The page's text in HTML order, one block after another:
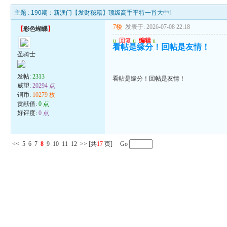
主题 : 190期：新澳门【发财秘籍】顶级高手平特一肖大中!
【彩色蝴蝶】
圣骑士
发帖:2313
威望:20294 点
铜币: 10279 枚
贡献值:0 点
好评度:0 点
7楼 发表于: 2026-07-08 22:18
u 回复 u 编辑 u
看帖是缘分！回帖是友情！
看帖是缘分！回帖是友情！
<< 5 6 7 8 9 10 11 12 >> [共17 页] Go